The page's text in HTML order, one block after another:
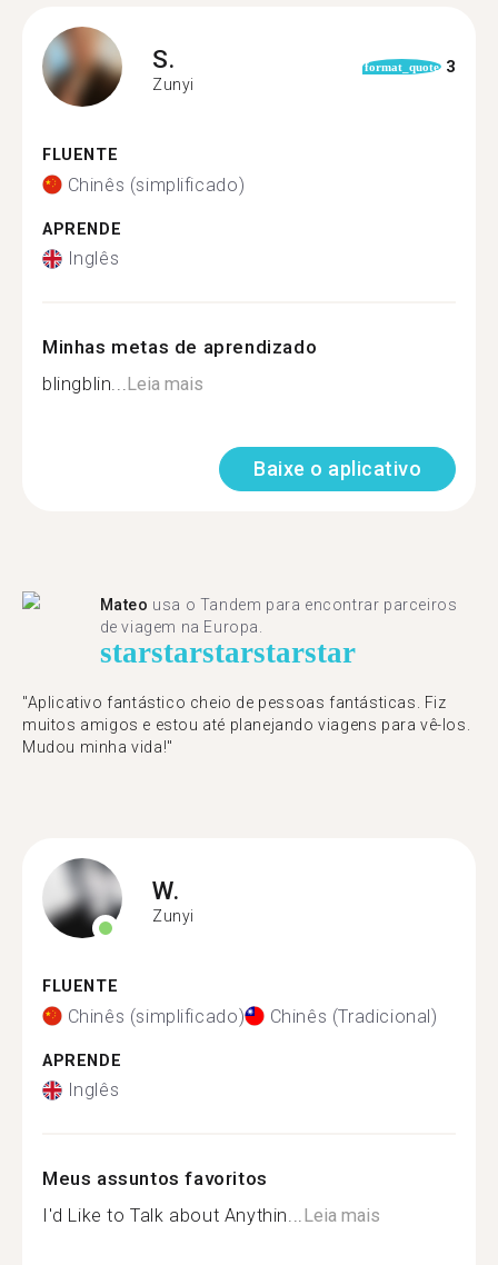
S.
Zunyi
format_quote 3
FLUENTE
Chinês (simplificado)
APRENDE
Inglês
Minhas metas de aprendizado
blingblin...Leia mais
Baixe o aplicativo
Mateo usa o Tandem para encontrar parceiros
de viagem na Europa.
starstarstarstarstar
"Aplicativo fantástico cheio de pessoas fantásticas. Fiz
muitos amigos e estou até planejando viagens para vê-los.
Mudou minha vida!"
W.
Zunyi
FLUENTE
Chinês (simplificado) Chinês (Tradicional)
APRENDE
Inglês
Meus assuntos favoritos
I'd Like to Talk about Anythin...Leia mais